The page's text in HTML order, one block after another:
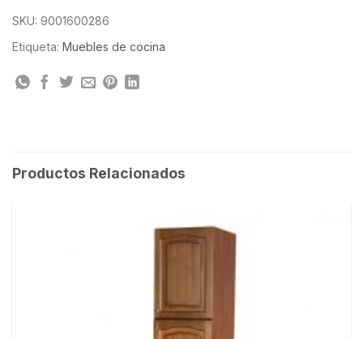
SKU: 9001600286
Etiqueta: Muebles de cocina
Productos Relacionados